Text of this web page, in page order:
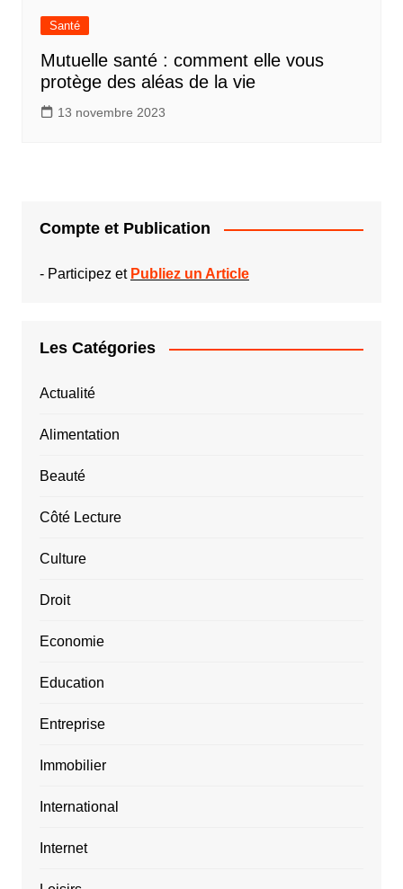
Santé
Mutuelle santé : comment elle vous
protège des aléas de la vie
13 novembre 2023
Compte et Publication
- Participez et Publiez un Article
Les Catégories
Actualité
Alimentation
Beauté
Côté Lecture
Culture
Droit
Economie
Education
Entreprise
Immobilier
International
Internet